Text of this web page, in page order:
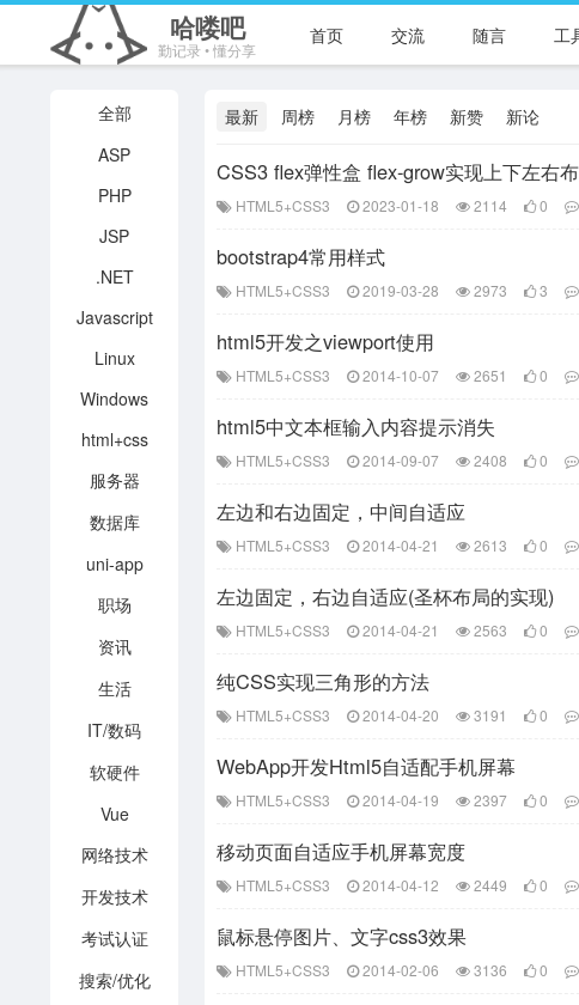
哈喽吧
勤记录 • 懂分享
首页 交流 随言 工
全部
ASP
PHP
JSP
.NET
Javascript
Linux
Windows
html+css
服务器
数据库
uni-app
职场
资讯
生活
IT/数码
软硬件
Vue
网络技术
开发技术
考试认证
搜索/优化
最新 周榜 月榜 年榜 新赞 新论
CSS3 flex弹性盒 flex-grow实现上下左右
HTML5+CSS3 2023-01-18 2114 0
bootstrap4常用样式
HTML5+CSS3 2019-03-28 2973 3
html5开发之viewport使用
HTML5+CSS3 2014-10-07 2651 0
html5中文本框输入内容提示消失
HTML5+CSS3 2014-09-07 2408 0
左边和右边固定，中间自适应
HTML5+CSS3 2014-04-21 2613 0
左边固定，右边自适应(圣杯布局的实现)
HTML5+CSS3 2014-04-21 2563 0
纯CSS实现三角形的方法
HTML5+CSS3 2014-04-20 3191 0
WebApp开发Html5自适配手机屏幕
HTML5+CSS3 2014-04-19 2397 0
移动页面自适应手机屏幕宽度
HTML5+CSS3 2014-04-12 2449 0
鼠标悬停图片、文字css3效果
HTML5+CSS3 2014-02-06 3136 0